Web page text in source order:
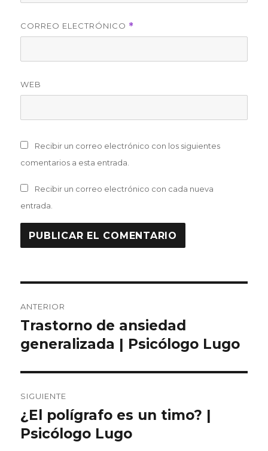
CORREO ELECTRÓNICO *
WEB
Recibir un correo electrónico con los siguientes
comentarios a esta entrada.
Recibir un correo electrónico con cada nueva
entrada.
de
entradas
ANTERIOR
Entrada
anterior:
Trastorno de ansiedad
generalizada | Psicólogo Lugo
SIGUIENTE
Entrada
siguiente:
¿El polígrafo es un timo? |
Psicólogo Lugo